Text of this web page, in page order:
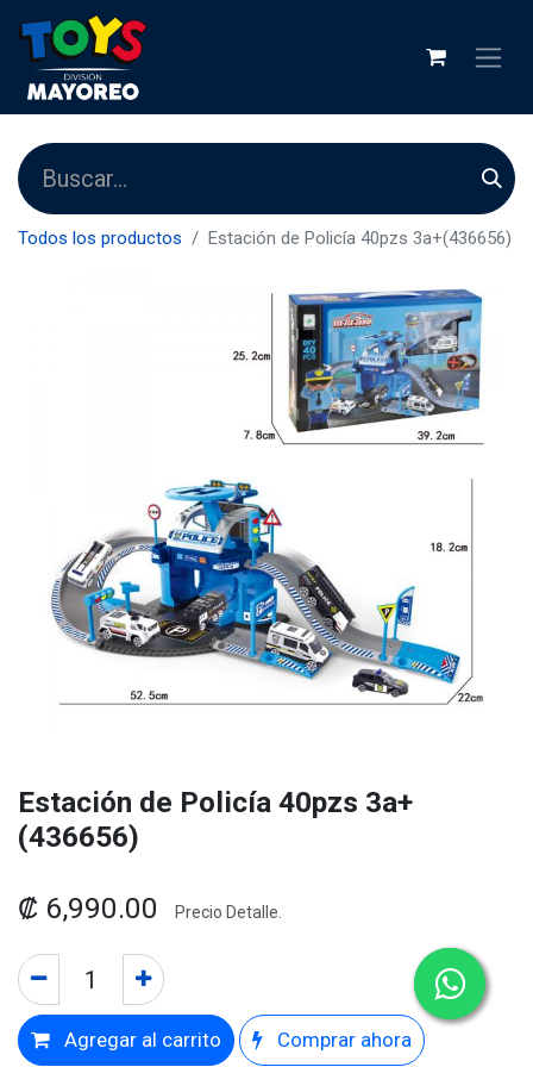
Todos los productos Estación de Policía 40pzs 3a+(436656)
Estación de Policía 40pzs 3a+
(436656)
₡ 6,990.00 Precio Detalle.
Agregar al carrito Comprar ahora